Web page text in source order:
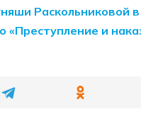
Раскольниковой
«Преступление и